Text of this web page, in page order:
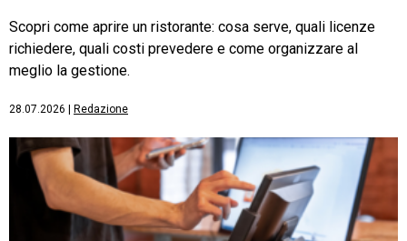
Scopri come aprire un ristorante: cosa serve, quali licenze
richiedere, quali costi prevedere e come organizzare al
meglio la gestione.
28.07.2026 Redazione